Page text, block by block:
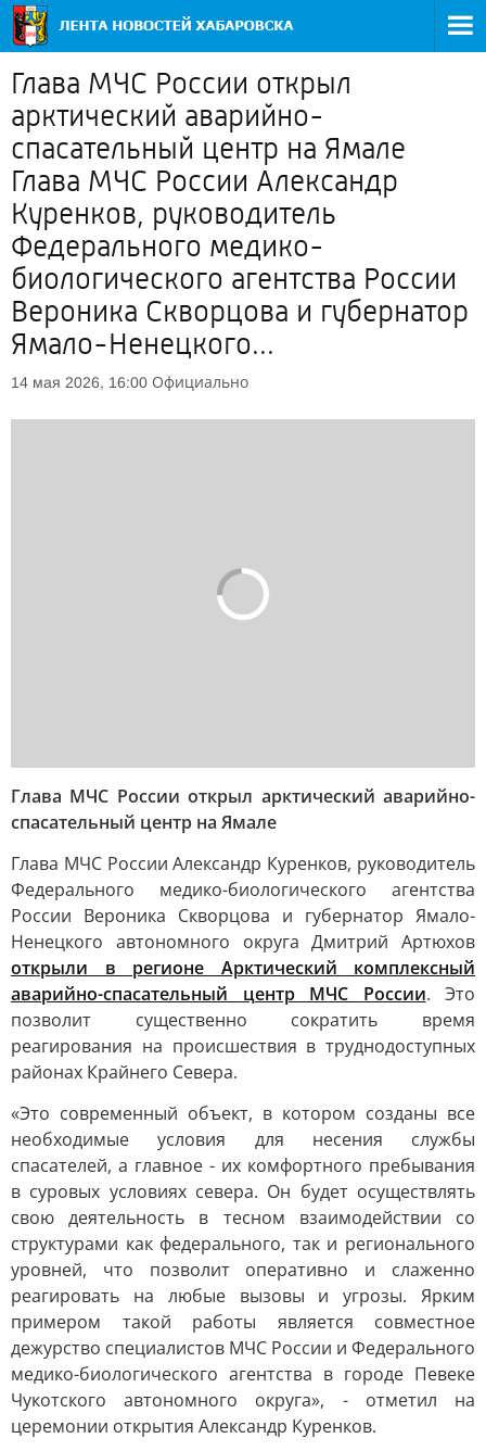
Глава МЧС России открыл
арктический аварийно-
спасательный центр на Ямале
Глава МЧС России Александр
Куренков, руководитель
Федерального медико-
биологического агентства России
Вероника Скворцова и губернатор
Ямало-Ненецкого...
14 мая 2026, 16:00 Официально
Глава МЧС России открыл арктический аварийно-
спасательный центр на Ямале
Глава МЧС России Александр Куренков, руководитель
Федерального медико-биологического агентства
России Вероника Скворцова и губернатор Ямало-
Ненецкого автономного округа Дмитрий Артюхов
открыли в регионе Арктический комплексный
аварийно-спасательный центр МЧС России. Это
позволит существенно сократить время
реагирования на происшествия в труднодоступных
районах Крайнего Севера.
«Это современный объект, в котором созданы все
необходимые условия для несения службы
спасателей, а главное - их комфортного пребывания
в суровых условиях севера. Он будет осуществлять
свою деятельность в тесном взаимодействии со
структурами как федерального, так и регионального
уровней, что позволит оперативно и слаженно
реагировать на любые вызовы и угрозы. Ярким
примером такой работы является совместное
дежурство специалистов МЧС России и Федерального
медико-биологического агентства в городе Певеке
Чукотского автономного округа», - отметил на
церемонии открытия Александр Куренков.